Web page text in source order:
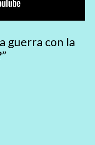
guerra con la